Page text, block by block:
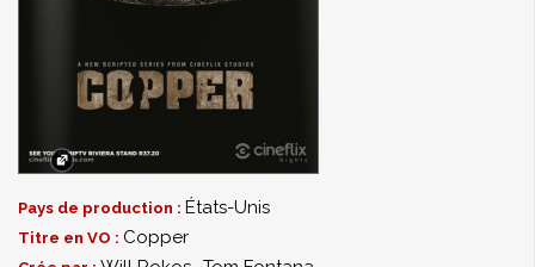
Pays de production : États-Unis
Titre en VO : Copper